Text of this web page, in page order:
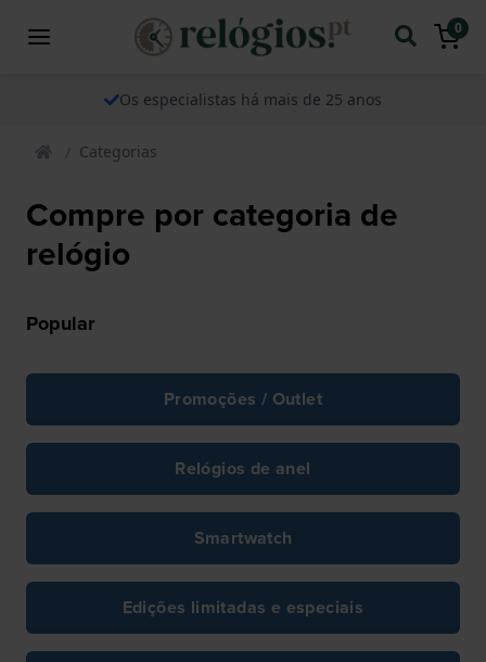
0
Os especialistas há mais de 25 anos
Categorias
Compre por categoria de
relógio
Popular
Promoções / Outlet
Relógios de anel
Smartwatch
Edições limitadas e especiais